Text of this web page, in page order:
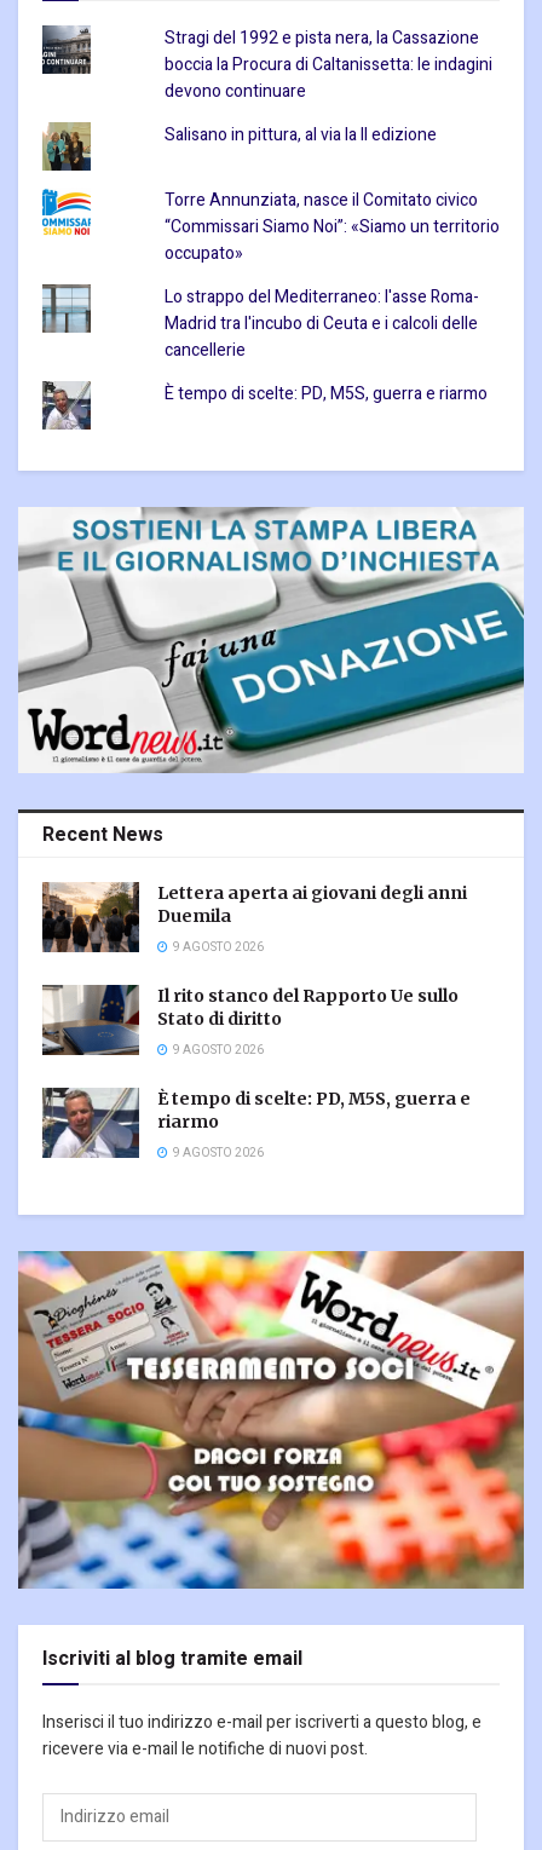
Stragi del 1992 e pista nera, la Cassazione
boccia la Procura di Caltanissetta: le indagini
devono continuare
Salisano in pittura, al via la II edizione
Torre Annunziata, nasce il Comitato civico
“Commissari Siamo Noi”: «Siamo un territorio
occupato»
Lo strappo del Mediterraneo: l'asse Roma-
Madrid tra l'incubo di Ceuta e i calcoli delle
cancellerie
È tempo di scelte: PD, M5S, guerra e riarmo
Recent News
Lettera aperta ai giovani degli anni
Duemila
9 AGOSTO 2026
Il rito stanco del Rapporto Ue sullo
Stato di diritto
9 AGOSTO 2026
È tempo di scelte: PD, M5S, guerra e
riarmo
9 AGOSTO 2026
Iscriviti al blog tramite email
Inserisci il tuo indirizzo e-mail per iscriverti a questo blog, e
ricevere via e-mail le notifiche di nuovi post.
Indirizzo
email